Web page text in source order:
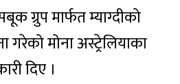
ग्रुप मार्फत म्याग्दीको
गरेको मोना अस्ट्रेलियाका
दिए ।